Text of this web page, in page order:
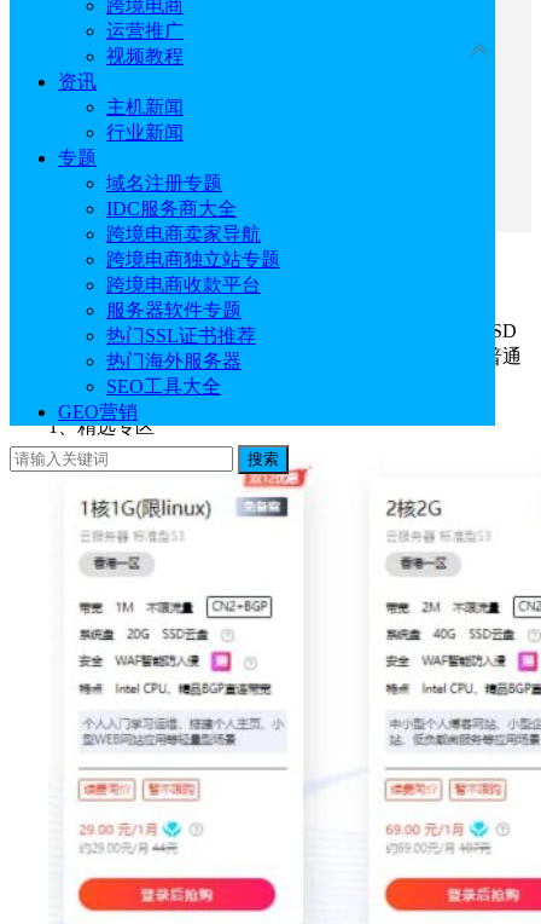
跨境电商
运营推广
视频教程
资讯
主机新闻
行业新闻
专题
域名注册专题
IDC服务商大全
跨境电商卖家导航
跨境电商独立站专题
跨境电商收款平台
服务器软件专题
热门SSL证书推荐
热门海外服务器
SEO工具大全
GEO营销
搜索
文章目录
一、硅云香港云服务器低至16.36元/月
二、硅云香港云虚拟主机低至4.42/月
三、硅云美国云虚拟主机低至79/季
四、硅云域名0元注册
五、硅云拼团专区
一、硅云香港云服务器低至16.36元/月
硅云香港云服务器提供精选专区、SSD版1年专区、SSD
版3年专区、普通版1年专区、普通版3年专区可选，其中普通
版3年专区中1核1G1M香港云服务器低至16.36/月。
1、精选专区